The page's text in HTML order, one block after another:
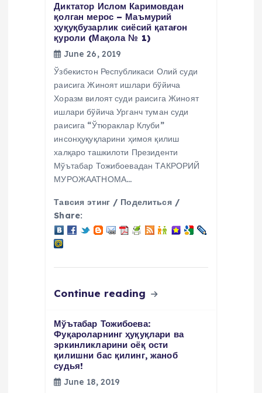
Диктатор Ислом Каримовдан
қолган мерос – Маъмурий
ҳуқуқбузарлик сиёсий қатағон
қуроли (Мақола № 1)
June 26, 2019
Ўзбекистон Республикаси Олий суди
раисига Жиноят ишлари бўйича
Хоразм вилоят суди раисига Жиноят
ишлари бўйича Урганч туман суди
раисига “Ўтюраклар Клуби”
инсонҳуқуқларини ҳимоя қилиш
халқаро ташкилоти Президенти
Мўътабар Тожибоевадан ТАКРОРИЙ
МУРОЖААТНОМА…
Тавсия этинг / Поделиться /
Share:
Continue reading
Мўътабар Тожибоева:
Фуқароларнинг ҳуқуқлари ва
эркинликларини оёқ ости
қилишни бас қилинг, жаноб
судья!
June 18, 2019